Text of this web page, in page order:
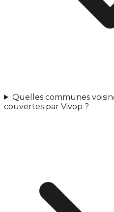
Quelles communes
couvertes par Vivop ?